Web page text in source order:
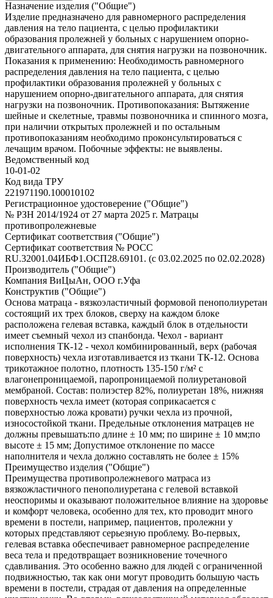
Назначение изделия ("Общие")
Изделие предназначено для равномерного распределения
давления на тело пациента, с целью профилактики
образования пролежней у больных с нарушением опорно-
двигательного аппарата, для снятия нагрузки на позвоночник.
Показания к применению: Необходимость равномерного
распределения давления на тело пациента, с целью
профилактики образования пролежней у больных с
нарушением опорно-двигательного аппарата, для снятия
нагрузки на позвоночник. Противопоказания: Вытяжение
шейные и скелетные, травмы позвоночника и спинного мозга,
при наличии открытых пролежней и по остальным
противопоказаниям необходимо проконсультироваться с
лечащим врачом. Побочные эффекты: не выявлены.
Ведомственный код
10-01-02
Код вида ТРУ
221971190.100010102
Регистрационное удостоверение ("Общие")
№ РЗН 2014/1924 от 27 марта 2025 г. Матрацы
противопролежневые
Сертификат соответствия ("Общие")
Сертификат соответствия № РОСС
RU.32001.04ИБФ1.ОСП28.69101. (с 03.02.2025 по 02.02.2028)
Производитель ("Общие")
Компания ВиЦыАн, ООО г.Уфа
Конструктив ("Общие")
Основа матраца - вязкоэластичный формовой пенополиуретан
состоящий их трех блоков, сверху на каждом блоке
расположена гелевая вставка, каждый блок в отдельности
имеет съемный чехол из спанбонда. Чехол - вариант
исполнения ТК-12 - чехол комбинированный, верх (рабочая
поверхность) чехла изготавливается из ткани ТК-12. Основа
трикотажное полотно, плотность 135-150 г/м² с
влагонепроницаемой, паропроницаемой полиуретановой
мембраной. Состав: полиэстер 82%, полиуретан 18%, нижняя
поверхность чехла имеет (которая соприкасается с
поверхностью ложа кровати) ручки чехла из прочной,
износостойкой ткани. Предельные отклонения матрацев не
должны превышать:по длине ± 10 мм; по ширине ± 10 мм;по
высоте ± 15 мм; Допустимое отклонение по массе
наполнителя и чехла должно составлять не более ± 15%
Преимущество изделия ("Общие")
Преимущества противопролежневого матраса из
вязкожластичного пенополиуретана с гелевой вставкой
неоспоримы и оказывают положительное влияние на здоровье
и комфорт человека, особенно для тех, кто проводит много
времени в постели, например, пациентов, пролежни у
которых представляют серьезную проблему. Во-первых,
гелевая вставка обеспечивает равномерное распределение
веса тела и предотвращает возникновение точечного
сдавливания. Это особенно важно для людей с ограниченной
подвижностью, так как они могут проводить большую часть
времени в постели, страдая от давления на определенные